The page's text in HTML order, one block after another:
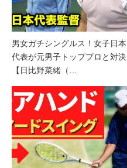
男女ガチシングルス！女子日本
代表が元男子トッププロと対決
【日比野菜緒（…